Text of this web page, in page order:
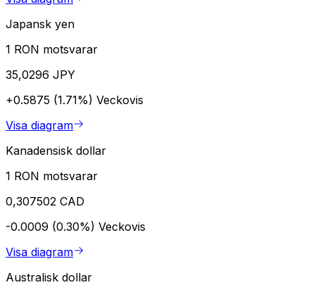
Japansk yen
1 RON motsvarar
35,0296 JPY
+0.5875 (1.71%) Veckovis
Visa diagram
Kanadensisk dollar
1 RON motsvarar
0,307502 CAD
-0.0009 (0.30%) Veckovis
Visa diagram
Australisk dollar